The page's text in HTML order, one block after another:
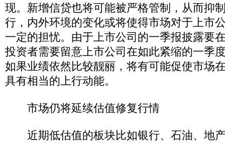
现。新增信贷也将可能被严格管制，从而抑
行，内外环境的变化或将使得市场对于上市
一定的担忧。由于上市公司的一季报披露要
投资者需要留意上市公司在如此紧缩的一季
如果业绩依然比较靓丽，将有可能促使市场
具有相当的上行动能。
市场仍将延续估值修复行情
近期低估值的板块比如银行、石油、地